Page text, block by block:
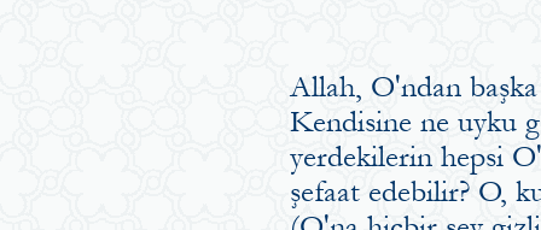
Allah, O'ndan
Kendisine ne uyku
yerdekilerin hepsi
şefaat edebilir? O,